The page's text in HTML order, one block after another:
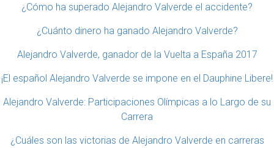
¿Cómo ha superado Alejandro Valverde el accidente?
¿Cuánto dinero ha ganado Alejandro Valverde?
Alejandro Valverde, ganador de la Vuelta a España 2017
¡El español Alejandro Valverde se impone en el Dauphine Libere!
Alejandro Valverde: Participaciones Olímpicas a lo Largo de su
Carrera
¿Cuáles son las victorias de Alejandro Valverde en carreras